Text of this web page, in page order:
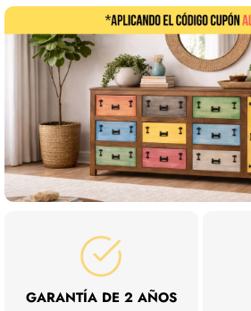
GARANTÍA DE 2 AÑOS